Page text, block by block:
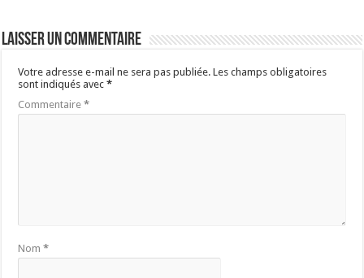
Laisser un commentaire
Votre adresse e-mail ne sera pas publiée. Les champs obligatoires
sont indiqués avec*
Commentaire*
Nom*